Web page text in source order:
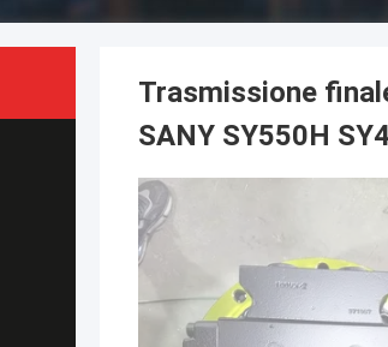
Trasmissione
SANY SY550H